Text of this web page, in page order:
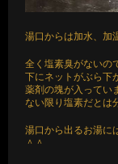
湯口からは加水、加
全く塩素臭がないの
下にネットがぶら下
薬剤の塊が入ってい
ない限り塩素だとは
湯口から出るお湯に
＾＾